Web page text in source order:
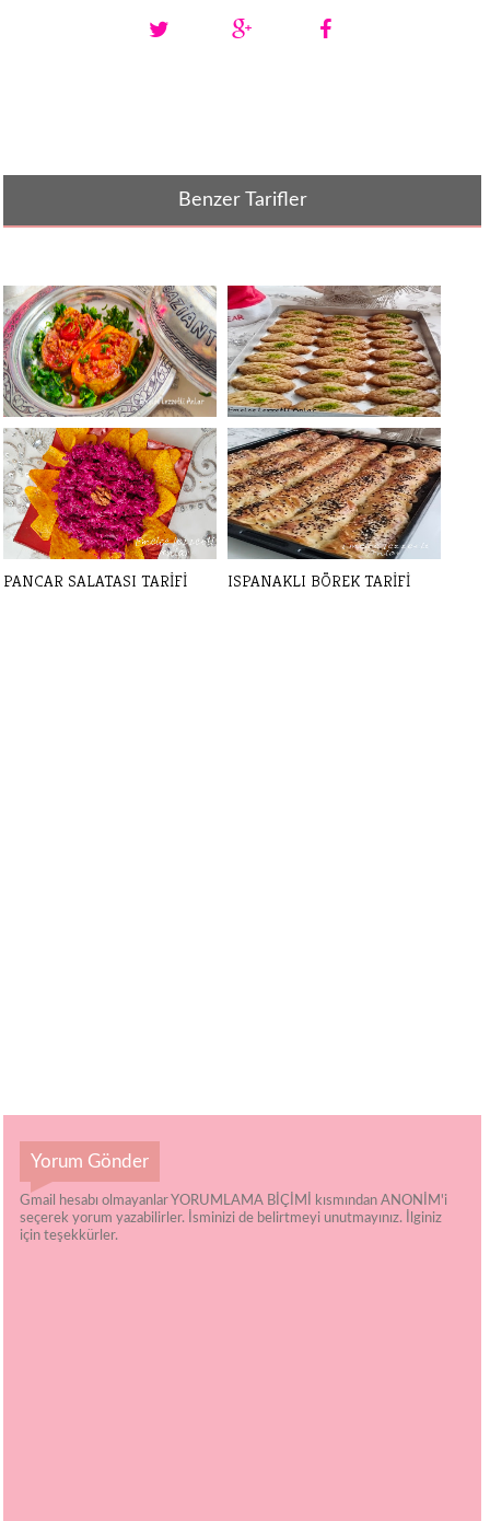
Benzer Tarifler
KABAK YEMEĞİ / KABAK
SEVMEYEN KALMA[...]
İÇ DOLGULU ŞERBETLİ
İRMİKLİ TATLI T[...]
PANCAR SALATASI TARİFİ ISPANAKLI BÖREK TARİFİ
Yorum Gönder
Gmail hesabı olmayanlar YORUMLAMA BİÇİMİ kısmından ANONİM'i
seçerek yorum yazabilirler. İsminizi de belirtmeyi unutmayınız. İlginiz
için teşekkürler.